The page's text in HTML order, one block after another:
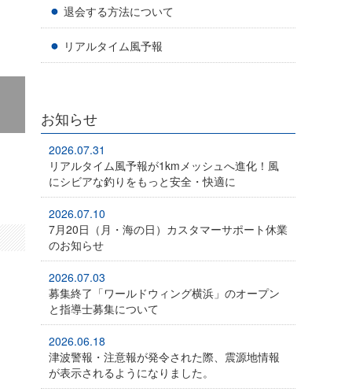
退会する方法について
リアルタイム風予報
お知らせ
2026.07.31
リアルタイム風予報が1kmメッシュへ進化！風
にシビアな釣りをもっと安全・快適に
2026.07.10
7月20日（月・海の日）カスタマーサポート休業
のお知らせ
2026.07.03
募集終了「ワールドウィング横浜」のオープン
と指導士募集について
2026.06.18
津波警報・注意報が発令された際、震源地情報
が表示されるようになりました。